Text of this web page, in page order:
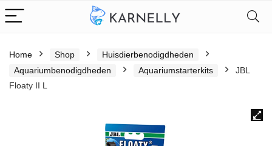
Home Shop
Huisdierbenodigdheden
Aquariumbenodigdheden
Aquariumstarterkits
JBL
Floaty II L